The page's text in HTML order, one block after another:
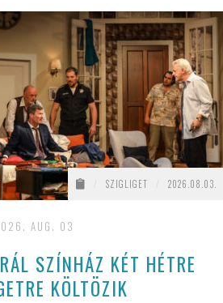
SZIGLIGET 2026.08.03.
AUG. 03
SZÍNHÁZ KÉT HÉTRE
KÖLTÖZIK